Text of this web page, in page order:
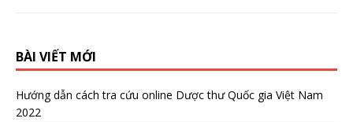
BÀI VIẾT MỚI
Hướng dẫn cách tra cứu online Dược thư Quốc gia Việt Nam
2022